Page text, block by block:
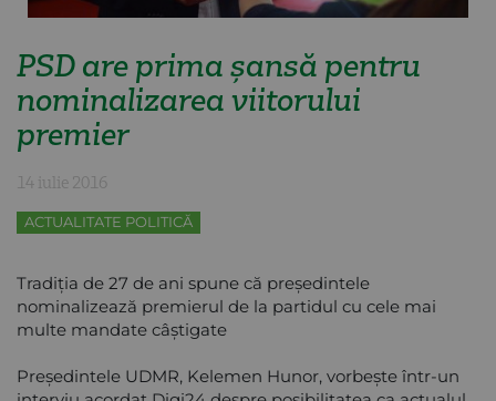
PSD are prima şansă pentru
nominalizarea viitorului
premier
14 iulie 2016
ACTUALITATE POLITICĂ
Tradiţia de 27 de ani spune că preşedintele
nominalizează premierul de la partidul cu cele mai
multe mandate câştigate
Preşedintele UDMR, Kelemen Hunor, vorbeşte într-un